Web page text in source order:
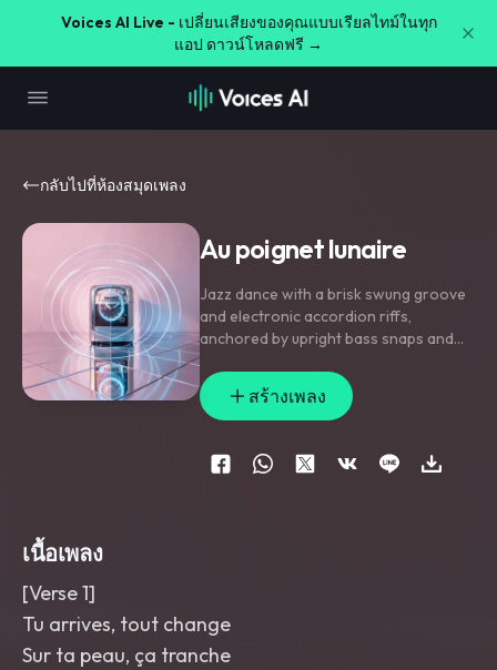
Voices AI Live - เปลี่ยนเสียงของคุณแบบเรียลไทม์ในทุก
แอป ดาวน์โหลดฟรี →
กลับไปที่ห้องสมุดเพลง
Au poignet lunaire
Jazz dance with a brisk swung groove
and electronic accordion riffs,
anchored by upright bass snaps and
tight rhythmic phrasing
opens with handclaps and filtered bell
swells,chorus lands on a chanty lift
with doubled vocals and playful crowd
shouts. Accordion glissandos
reverse
สร้างเพลง
เนื้อเพลง
[Verse 1]
Tu arrives, tout change
Sur ta peau, ça tranche